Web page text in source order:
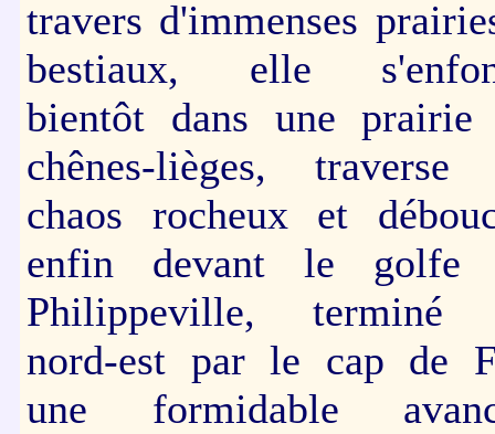
travers d'immenses
bestiaux, elle
bientôt dans une prairie
chênes-lièges, traverse
chaos rocheux et
enfin devant le golfe
Philippeville, terminé
nord-est par le cap de
une formidable